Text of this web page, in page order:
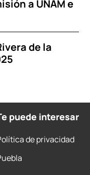
a UNAM e
de la
puede interesar
de privacidad